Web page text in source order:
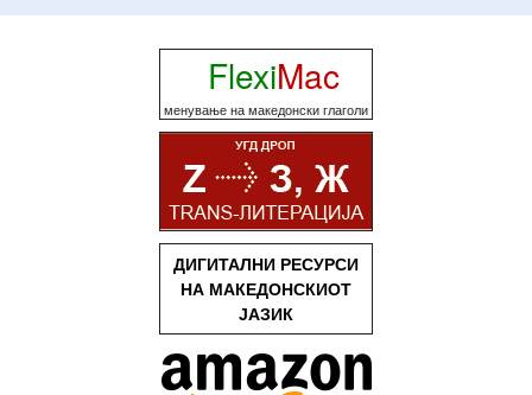
FlexiMac
менување на македонски глаголи
ДИГИТАЛНИ РЕСУРСИ
НА МАКЕДОНСКИОТ
ЈАЗИК